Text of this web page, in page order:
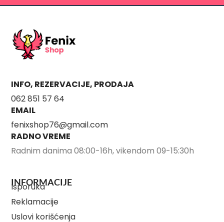
INFO, REZERVACIJE, PRODAJA
062 851 57 64
EMAIL
fenixshop76@gmail.com
RADNO VREME
Radnim danima 08:00-16h, vikendom 09-15:30h
INFORMACIJE
Isporuka
Reklamacije
Uslovi korišćenja